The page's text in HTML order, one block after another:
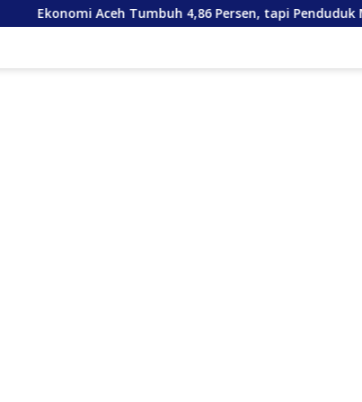
4,86 Persen, tapi Penduduk Miskin Malah Bertambah